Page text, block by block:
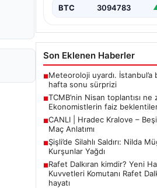
BTC 3094783
Son Eklenen Haberler
■Meteoroloji uyardı. İstanbul’a
hafta sonu sürprizi
■TCMB’nin Nisan toplantısı ne
Ekonomistlerin faiz beklentileri
■CANLI | Hradec Kralove –
Maç Anlatımı
■Şişli’de Silahlı Saldırı: Nilda
Kurşunlar Yağdı
■Rafet Dalkıran kimdir? Yeni
Kuvvetleri Komutanı Rafet
hayatı